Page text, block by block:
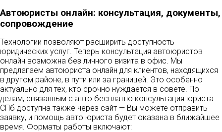
Автоюристы онлайн: консультация, документы,
сопровождение
Технологии позволяют расширить доступность
юридических услуг. Теперь консультация автоюристов
онлайн возможна без личного визита в офис. Мы
предлагаем автоюриста онлайн для клиентов, находящихся
в другом районе, в пути или за границей. Это особенно
актуально для тех, кто срочно нуждается в совете. По
делам, связанным с авто бесплатно консультация юриста
СПб доступна также через сайт — Вы можете отправить
заявку, и помощь авто юриста будет оказана в ближайшее
время. Форматы работы включают: